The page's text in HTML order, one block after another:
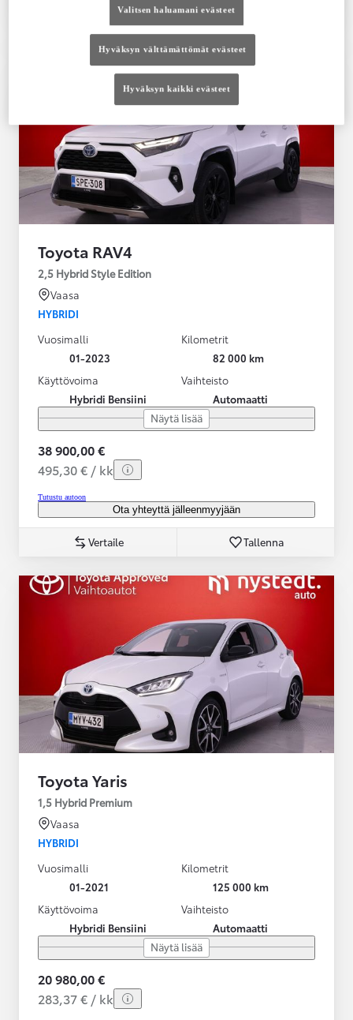
Vertaile
Toyota RAV4
2,5 Hybrid Style Edition
Vaasa
HYBRIDI
Vuosimalli
01-2023
Kilometrit
82 000 km
Käyttövoima
Hybridi Bensiini
Vaihteisto
Automaatti
Näytä lisää
38 900,00 €
495,30 € / kk
Tutustu autoon
Ota yhteyttä jälleenmyyjään
Vertaile Tallenna
Toyota Yaris
1,5 Hybrid Premium
Vaasa
HYBRIDI
Vuosimalli
01-2021
Kilometrit
125 000 km
Käyttövoima
Hybridi Bensiini
Vaihteisto
Automaatti
Näytä lisää
20 980,00 €
283,37 € / kk
Valitsen haluamani evästeet
Hyväksyn välttämättömät evästeet
Hyväksyn kaikki evästeet